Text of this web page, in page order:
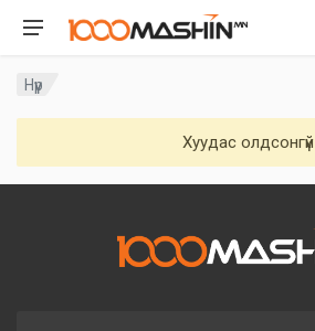
Нүүр
Хуудас олдсонгүй